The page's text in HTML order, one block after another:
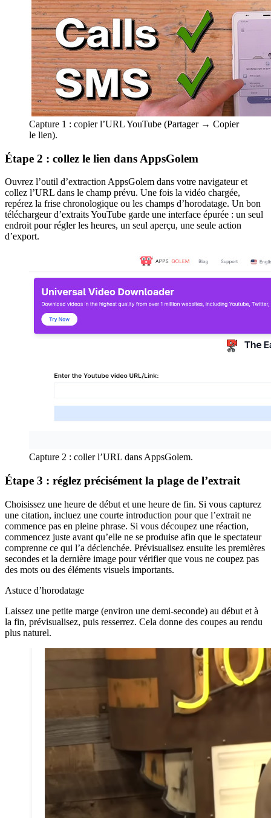
Capture 1 : copier l’URL YouTube (Partager → Copier
le lien).
Étape 2 : collez le lien dans AppsGolem
Ouvrez l’outil d’extraction AppsGolem dans votre navigateur et
collez l’URL dans le champ prévu. Une fois la vidéo chargée,
repérez la frise chronologique ou les champs d’horodatage. Un bon
téléchargeur d’extraits YouTube garde une interface épurée : un seul
endroit pour régler les heures, un seul aperçu, une seule action
d’export.
Capture 2 : coller l’URL dans AppsGolem.
Étape 3 : réglez précisément la plage de l’extrait
Choisissez une heure de début et une heure de fin. Si vous capturez
une citation, incluez une courte introduction pour que l’extrait ne
commence pas en pleine phrase. Si vous découpez une réaction,
commencez juste avant qu’elle ne se produise afin que le spectateur
comprenne ce qui l’a déclenchée. Prévisualisez ensuite les premières
secondes et la dernière image pour vérifier que vous ne coupez pas
des mots ou des éléments visuels importants.
Astuce d’horodatage
Laissez une petite marge (environ une demi-seconde) au début et à
la fin, prévisualisez, puis resserrez. Cela donne des coupes au rendu
plus naturel.